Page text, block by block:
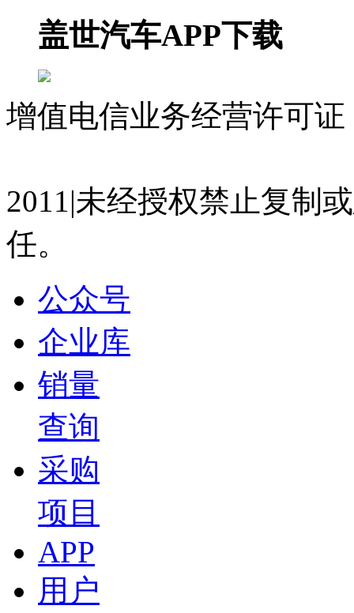
10:11
盖世汽车 顾晓颖：主办方欢迎致辞 2026第四届汽
21:40
2026-07-15 15:07
盖世直播君
2026-07-15 15:05
13:26
东风汽车研发总院 杨天元：双碳背景下汽车轻量
新材料论坛
盖世直播君
2026-07-15 15:04
18:49
小鹏汽车 马佳：汽车座椅智能化的发展和趋势展
盖世直播君
2026-07-15 15:02
19:02
西门子 闫韬博士：西门子西碳迹：全链条碳管理
新材料论坛
盖世汽车APP下载
增值电信业务经营许可
2011|未经授权禁止复制
任。
公众号
企业库
销量
查询
采购
项目
APP
用户